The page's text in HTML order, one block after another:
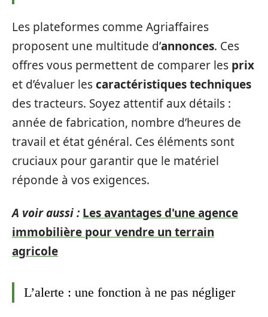
Les plateformes comme Agriaffaires
proposent une multitude d’annonces. Ces
offres vous permettent de comparer les prix
et d’évaluer lescaractéristiques techniques
des tracteurs. Soyez attentif aux détails :
année de fabrication, nombre d’heures de
travail et état général. Ces éléments sont
cruciaux pour garantir que le matériel
réponde à vos exigences.
A voir aussi : Les avantages d'une agence
immobilière pour vendre un terrain
agricole
L’alerte : une fonction à ne pas négliger